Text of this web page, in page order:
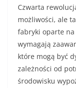
Czwarta
możliwości, ale
fabryki oparte
wymagają
które mogą być
zależności od
środowisku